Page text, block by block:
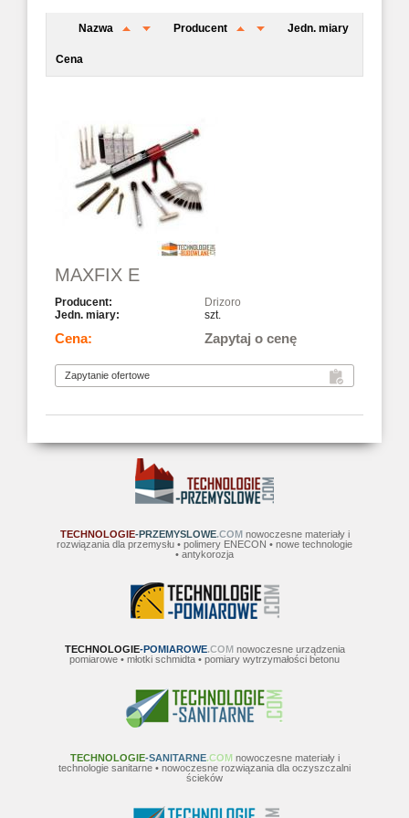
Nazwa Producent Jedn. miary
Cena
MAXFIX E
Drizoro
szt.
Zapytaj o cenę
TECHNOLOGIE-PRZEMYSLOWE.COMnowoczesne materiały i
rozwiązania dla przemysłu • polimery ENECON • nowe technologie
• antykorozja
TECHNOLOGIE-POMIAROWE.COMnowoczesne urządzenia
pomiarowe • młotki schmidta • pomiary wytrzymałości betonu
TECHNOLOGIE-SANITARNE.COMnowoczesne materiały i
technologie sanitarne • nowoczesne rozwiązania dla oczyszczalni
ścieków